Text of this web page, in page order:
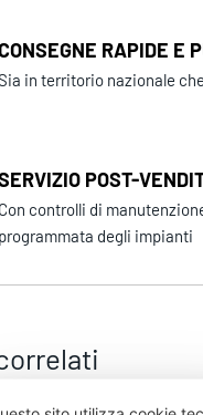
RAPIDE E
in territorio nazionale
POST-
Con controlli di
programmata degli impianti